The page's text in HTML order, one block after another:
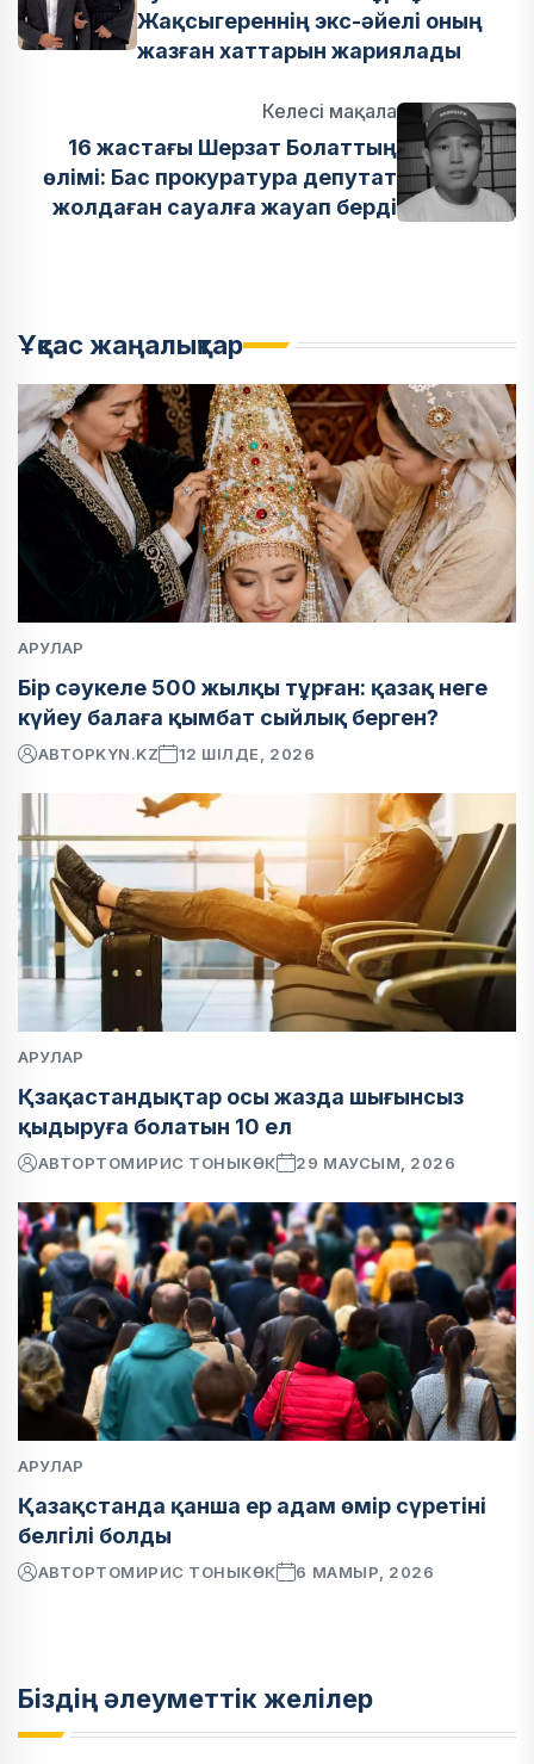
Жақсыгереннің экс-әйелі оның
жазған хаттарын жариялады
Келесі мақала
16 жастағы Шерзат Болаттың
өлімі: Бас прокуратура депутат
жолдаған сауалға жауап берді
Ұқсас жаңалықтар
АРУЛАР
Бір сәукеле 500 жылқы тұрған: қазақ неге
күйеу балаға қымбат сыйлық берген?
АВТОРKYN.KZ 12 ШІЛДЕ, 2026
АРУЛАР
Қзақастандықтар осы жазда шығынсыз
қыдыруға болатын 10 ел
АВТОРТОМИРИС ТОНЫКӨК 29 МАУСЫМ, 2026
АРУЛАР
Қазақстанда қанша ер адам өмір сүретіні
белгілі болды
АВТОРТОМИРИС ТОНЫКӨК 6 МАМЫР, 2026
Біздің әлеуметтік желілер